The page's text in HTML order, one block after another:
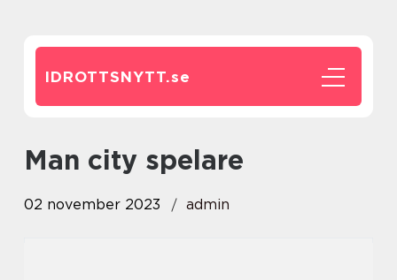
IDROTTSNYTT.se
man city spelare
02 november 2023 admin